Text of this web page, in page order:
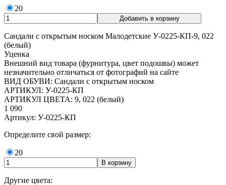
20
Сандали с открытым носком Малодетские У-0225-КП-9, 022
(белый)
Уценка
Внешний вид товара (фурнитура, цвет подошвы) может
незначительно отличаться от фотографий на сайте
ВИД ОБУВИ: Сандали с открытым носком
АРТИКУЛ: У-0225-КП
АРТИКУЛ ЦВЕТА: 9, 022 (белый)
1 090
Артикул: У-0225-КП
Определите свой размер:
20
Другие цвета: